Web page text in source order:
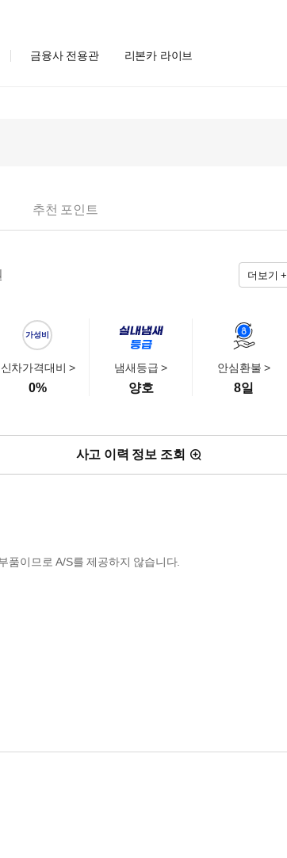
금융사 전용관 리본카 라이브
추천 포인트
더보기 +
가성비
신차가격대비 >
0%
냄새등급 >
양호
안심환불 >
8일
사고 이력 정보 조회
품이므로 A/S를 제공하지 않습니다.